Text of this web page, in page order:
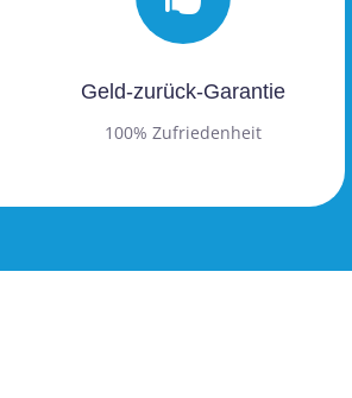
Geld-zurück-Garantie
100% Zufriedenheit